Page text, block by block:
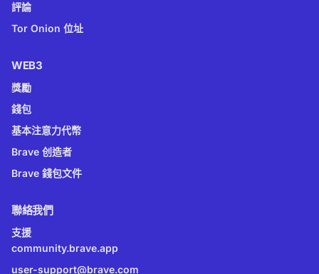
評論
Tor Onion 位址
WEB3
獎勵
錢包
基本注意力代幣
Brave 创造者
Brave 錢包文件
聯絡我們
支援
community.brave.app
user-support@brave.com